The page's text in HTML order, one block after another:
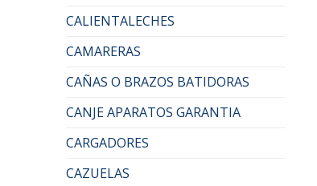
CALIENTALECHES
CAMARERAS
CAÑAS O BRAZOS BATIDORAS
CANJE APARATOS GARANTIA
CARGADORES
CAZUELAS